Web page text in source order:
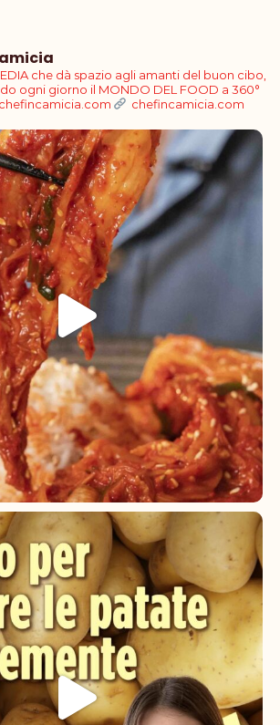
che dà spazio agli amanti del buon cibo,
ogni giorno il MONDO DEL FOOD a 360°
chefincamicia.com